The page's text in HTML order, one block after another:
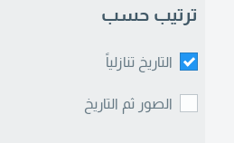
ترتيب حسب
التاريخ تنازلياً
الصور ثم التاريخ